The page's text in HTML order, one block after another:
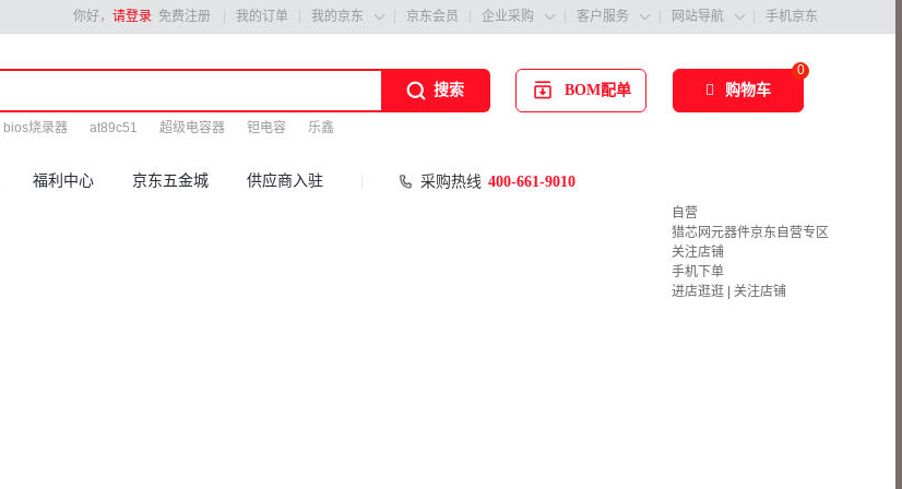
你好， 请登录 免费注册 我的订单 我的京东  京东会员 企业采购  客户服务  网站导航  手机京东
搜索
bios烧录器 at89c51 超级电容器 钽电容 乐鑫
BOM配单
0
购物车
福利中心 京东五金城 供应商入驻 采购热线 400-661-9010
自营
猎芯网元器件京东自营专区
关注店铺
手机下单
进店逛逛
关注店铺